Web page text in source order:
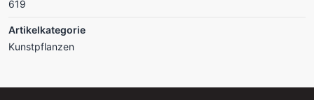
619
Artikelkategorie
Kunstpflanzen